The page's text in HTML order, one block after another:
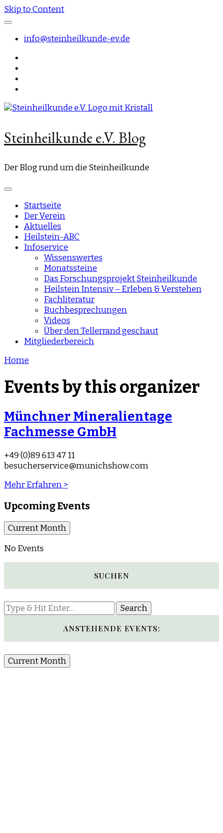
Skip to Content
info@steinheilkunde-ev.de
Steinheilkunde e.V. Blog
Der Blog rund um die Steinheilkunde
Startseite
Der Verein
Aktuelles
Heilstein-ABC
Infoservice
Wissenswertes
Monatssteine
Das Forschungsprojekt Steinheilkunde
Heilstein Intensiv – Erleben & Verstehen
Fachliteratur
Buchbesprechungen
Videos
Über den Tellerrand geschaut
Mitgliederbereich
Home
Events by this organizer
Münchner Mineralientage
Fachmesse GmbH
+49 (0)89 613 47 11
besucherservice@munichshow.com
Mehr Erfahren >
Upcoming Events
Current Month
No Events
SUCHEN
Looking
for
ANSTEHENDE EVENTS:
Current Month